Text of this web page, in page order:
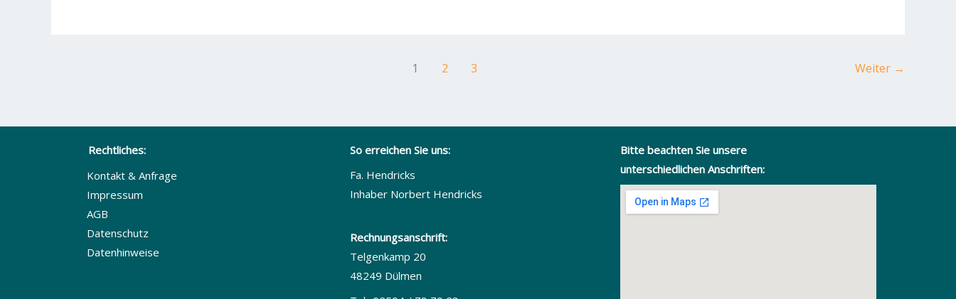
1 2 3 Weiter →
Rechtliches:
Kontakt & Anfrage
Impressum
AGB
Datenschutz
Datenhinweise
So erreichen Sie uns:
Fa. Hendricks
Inhaber Norbert Hendricks
Rechnungsanschrift:
Telgenkamp 20
48249 Dülmen
Bitte beachten Sie unsere
unterschiedlichen Anschriften: